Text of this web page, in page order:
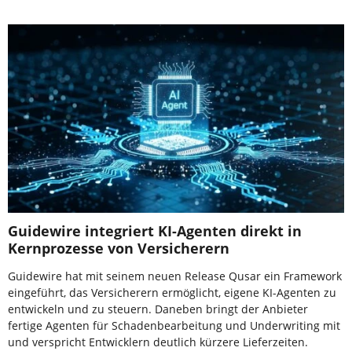
Guidewire integriert KI-Agenten direkt in
Kernprozesse von Versicherern
Guidewire hat mit seinem neuen Release Qusar ein Framework
eingeführt, das Versicherern ermöglicht, eigene KI-Agenten zu
entwickeln und zu steuern. Daneben bringt der Anbieter
fertige Agenten für Schadenbearbeitung und Underwriting mit
und verspricht Entwicklern deutlich kürzere Lieferzeiten.